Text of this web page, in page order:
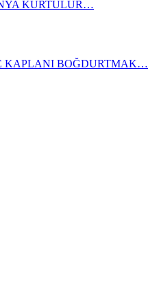
KURTULUR…
KAPLANI BOĞDURTMAK…